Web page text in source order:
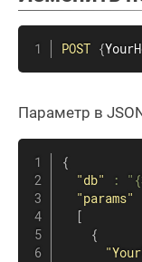
POST {
Параметр в
{
"db"
:
"params"
[
{